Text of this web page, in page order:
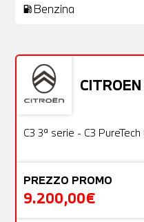
local_gas_station Benzina
CITROEN
Usato
C3 3ª serie - C3
PREZZO PROMO
9.200,00€